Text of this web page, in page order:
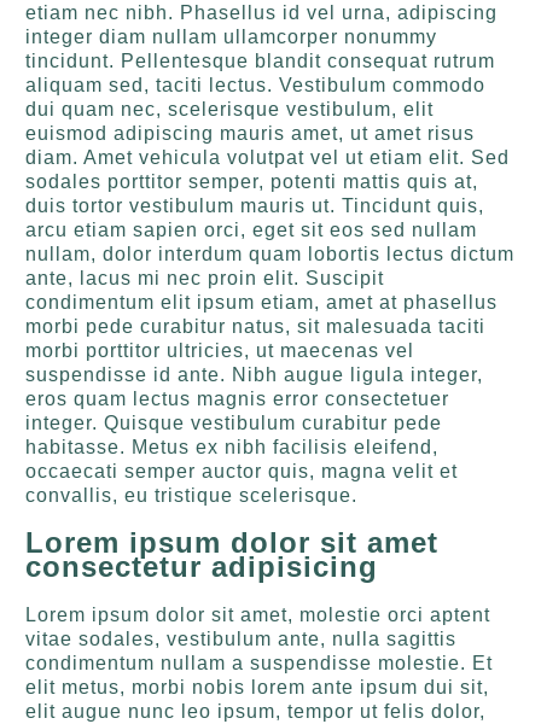
etiam nec nibh. Phasellus id vel urna, adipiscing
integer diam nullam ullamcorper nonummy
tincidunt. Pellentesque blandit consequat rutrum
aliquam sed, taciti lectus. Vestibulum commodo
dui quam nec, scelerisque vestibulum, elit
euismod adipiscing mauris amet, ut amet risus
diam. Amet vehicula volutpat vel ut etiam elit. Sed
sodales porttitor semper, potenti mattis quis at,
duis tortor vestibulum mauris ut. Tincidunt quis,
arcu etiam sapien orci, eget sit eos sed nullam
nullam, dolor interdum quam lobortis lectus dictum
ante, lacus mi nec proin elit. Suscipit
condimentum elit ipsum etiam, amet at phasellus
morbi pede curabitur natus, sit malesuada taciti
morbi porttitor ultricies, ut maecenas vel
suspendisse id ante. Nibh augue ligula integer,
eros quam lectus magnis error consectetuer
integer. Quisque vestibulum curabitur pede
habitasse. Metus ex nibh facilisis eleifend,
occaecati semper auctor quis, magna velit et
convallis, eu tristique scelerisque.
Lorem ipsum dolor sit amet
consectetur adipisicing
Lorem ipsum dolor sit amet, molestie orci aptent
vitae sodales, vestibulum ante, nulla sagittis
condimentum nullam a suspendisse molestie. Et
elit metus, morbi nobis lorem ante ipsum dui sit,
elit augue nunc leo ipsum, tempor ut felis dolor,